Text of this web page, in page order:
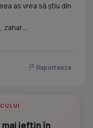
as vrea să știu din
Raporteaza
ieftin în